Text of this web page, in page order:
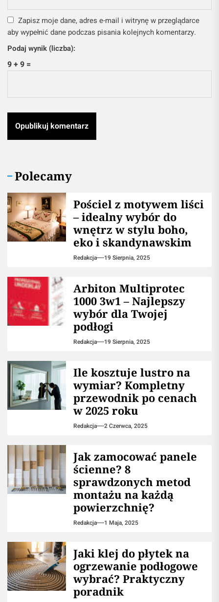
Zapisz moje dane, adres e-mail i witrynę w przeglądarce
aby wypełnić dane podczas pisania kolejnych komentarzy.
Podaj wynik (liczba):
9 + 9 =
Polecamy
Pościel z motywem liści
– idealny wybór do
wnętrz w stylu boho,
eko i skandynawskim
Redakcja 19 Sierpnia, 2025
Arbiton Multiprotec
1000 3w1 – Najlepszy
wybór dla Twojej
podłogi
Redakcja 19 Sierpnia, 2025
Ile kosztuje lustro na
wymiar? Kompletny
przewodnik po cenach
w 2025 roku
Redakcja 2 Czerwca, 2025
Jak zamocować panele
ścienne? 8
sprawdzonych metod
montażu na każdą
powierzchnię?
Redakcja 1 Maja, 2025
Jaki klej do płytek na
ogrzewanie podłogowe
wybrać? Praktyczny
poradnik